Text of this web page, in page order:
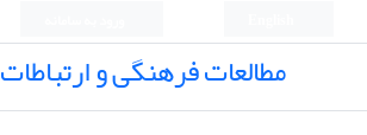
مطالعات فرهنگی و ارتباطات